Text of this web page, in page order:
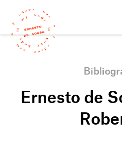
Ernesto de